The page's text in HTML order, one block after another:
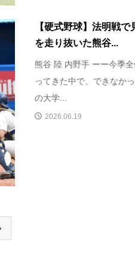
【硬式野球】法明戦
を走り抜いた熊谷...
熊谷 陸 内野手 ーー今季
ってきた中で、できなか
の大学...
2026.06.19